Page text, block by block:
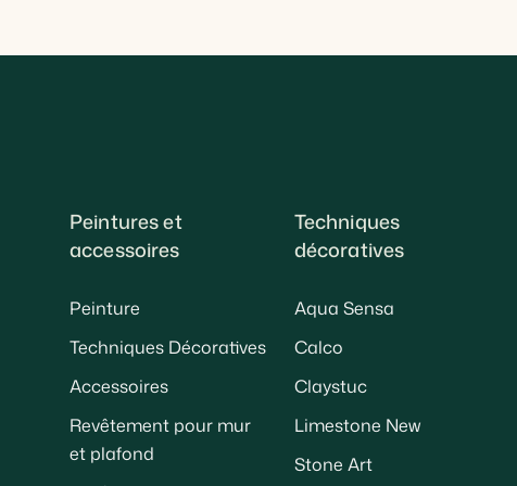
Peintures et
accessoires
Peinture
Techniques Décoratives
Accessoires
Revêtement pour mur
et plafond
Techniques
décoratives
Aqua Sensa
Calco
Claystuc
Limestone New
Stone Art